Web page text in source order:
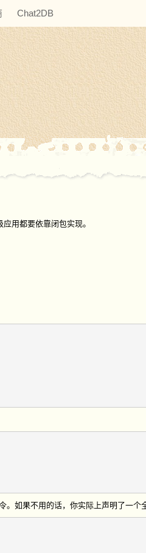
Chat2DB
用都要依靠闭包实现。
如果不用的话，你实际上声明了一个